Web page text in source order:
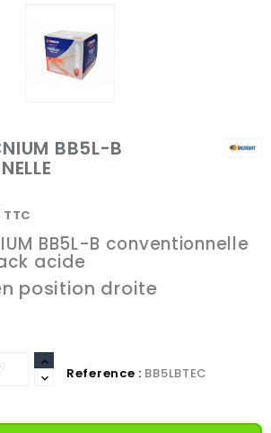
BB5L-B
TTC
BB5L-B conventionnelle
acide
position droite
Reference : BB5LBTEC